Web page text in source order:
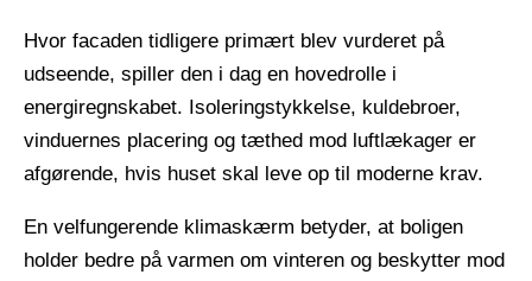
Hvor facaden tidligere primært blev vurderet på
udseende, spiller den i dag en hovedrolle i
energiregnskabet. Isoleringstykkelse, kuldebroer,
vinduernes placering og tæthed mod luftlækager er
afgørende, hvis huset skal leve op til moderne krav.
En velfungerende klimaskærm betyder, at boligen
holder bedre på varmen om vinteren og beskytter mod